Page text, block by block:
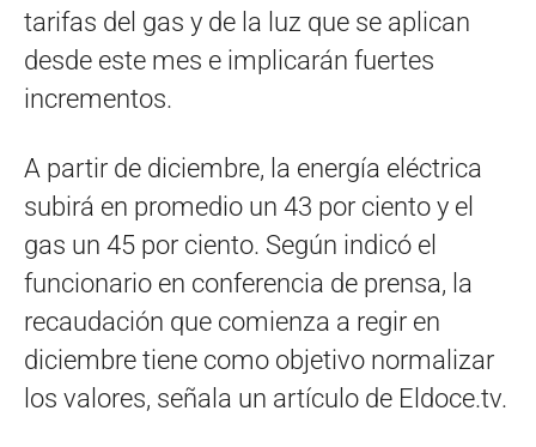
tarifas del gas y de la luz que se aplican
desde este mes e implicarán fuertes
incrementos.
A partir de diciembre, la energía eléctrica
subirá en promedio un 43 por ciento y el
gas un 45 por ciento. Según indicó el
funcionario en conferencia de prensa, la
recaudación que comienza a regir en
diciembre tiene como objetivo normalizar
los valores, señala un artículo de Eldoce.tv.